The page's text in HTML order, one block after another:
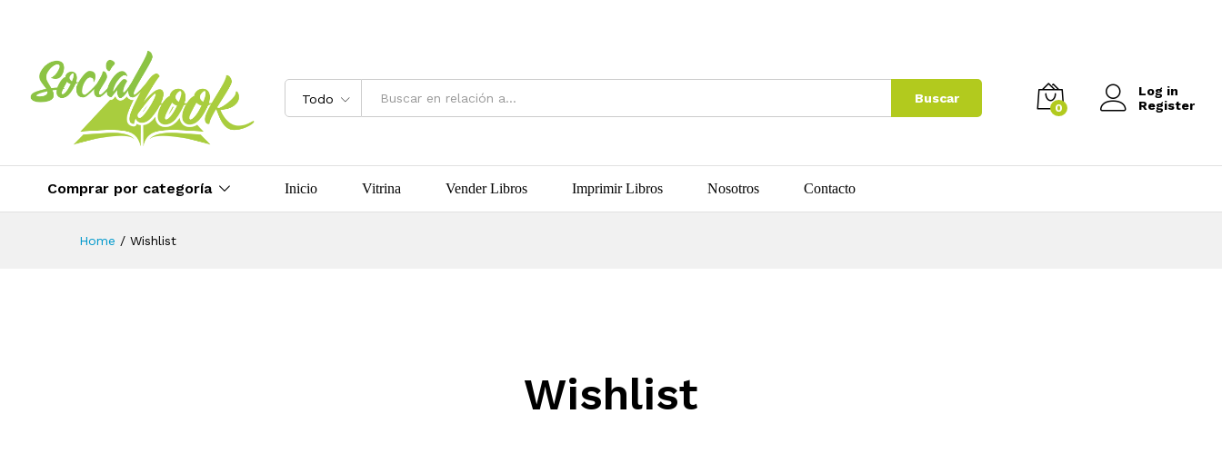
Todo Buscar
0
Log in
Register
Comprar por categoría Inicio Vitrina Vender Libros Imprimir Libros Nosotros Contacto
Home / Wishlist
Wishlist